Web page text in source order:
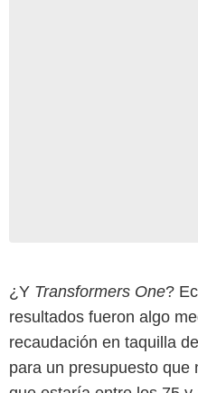
¿Y Transformers One?
resultados fueron algo
recaudación en taquilla
para un presupuesto que